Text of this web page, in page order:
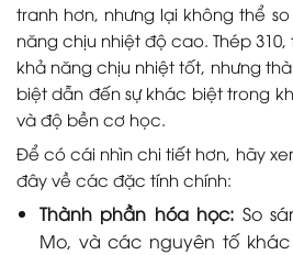
tranh hơn, nhưng lại không thể so
năng chịu nhiệt độ cao. Thép 310,
khả năng chịu nhiệt tốt, nhưng
biệt dẫn đến sự khác biệt trong
và độ bền cơ học.
Để có cái nhìn chi tiết hơn, hãy
đây về các đặc tính chính:
Thành phần hóa học: So
Mo, và các nguyên tố